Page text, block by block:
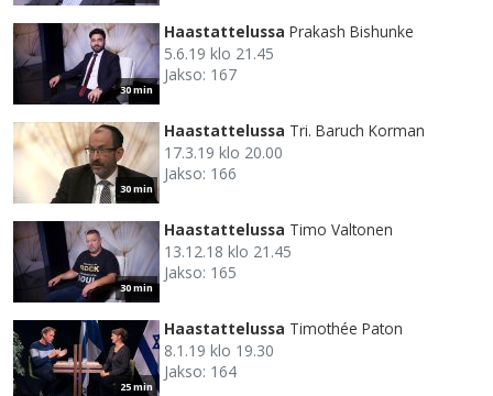
30 min
Haastattelussa Prakash Bishunke
5.6.19 klo 21.45
Jakso: 167
30 min
Haastattelussa Tri. Baruch Korman
17.3.19 klo 20.00
Jakso: 166
30 min
Haastattelussa Timo Valtonen
13.12.18 klo 21.45
Jakso: 165
25 min
Haastattelussa Timothée Paton
8.1.19 klo 19.30
Jakso: 164